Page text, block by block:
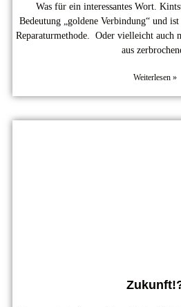
Was für ein interessantes Wort.
Bedeutung „goldene Verbindung“ und
Reparaturmethode. Oder vielleicht auch
aus
Weiterlesen »